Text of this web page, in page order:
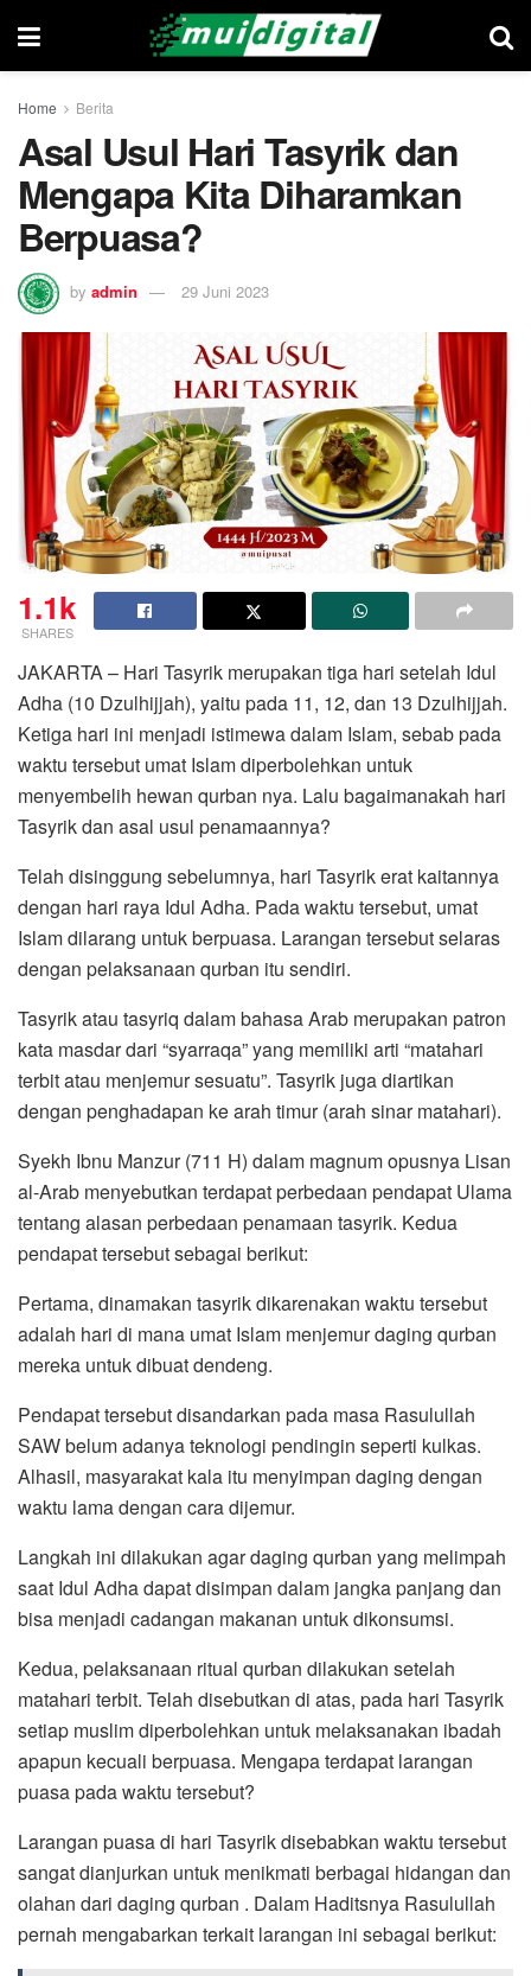
Home Berita
Asal Usul Hari Tasyrik dan
Mengapa Kita Diharamkan
Berpuasa?
by admin 29 Juni 2023
1.1k
SHARES
JAKARTA – Hari Tasyrik merupakan tiga hari setelah Idul
Adha (10 Dzulhijjah), yaitu pada 11, 12, dan 13 Dzulhijjah.
Ketiga hari ini menjadi istimewa dalam Islam, sebab pada
waktu tersebut umat Islam diperbolehkan untuk
menyembelih hewan qurban nya. Lalu bagaimanakah hari
Tasyrik dan asal usul penamaannya?
Telah disinggung sebelumnya, hari Tasyrik erat kaitannya
dengan hari raya Idul Adha. Pada waktu tersebut, umat
Islam dilarang untuk berpuasa. Larangan tersebut selaras
dengan pelaksanaan qurban itu sendiri.
Tasyrik atau tasyriq dalam bahasa Arab merupakan patron
kata masdar dari “syarraqa” yang memiliki arti “matahari
terbit atau menjemur sesuatu”. Tasyrik juga diartikan
dengan penghadapan ke arah timur (arah sinar matahari).
Syekh Ibnu Manzur (711 H) dalam magnum opusnya Lisan
al-Arab menyebutkan terdapat perbedaan pendapat Ulama
tentang alasan perbedaan penamaan tasyrik. Kedua
pendapat tersebut sebagai berikut:
Pertama, dinamakan tasyrik dikarenakan waktu tersebut
adalah hari di mana umat Islam menjemur daging qurban
mereka untuk dibuat dendeng.
Pendapat tersebut disandarkan pada masa Rasulullah
SAW belum adanya teknologi pendingin seperti kulkas.
Alhasil, masyarakat kala itu menyimpan daging dengan
waktu lama dengan cara dijemur.
Langkah ini dilakukan agar daging qurban yang melimpah
saat Idul Adha dapat disimpan dalam jangka panjang dan
bisa menjadi cadangan makanan untuk dikonsumsi.
Kedua, pelaksanaan ritual qurban dilakukan setelah
matahari terbit. Telah disebutkan di atas, pada hari Tasyrik
setiap muslim diperbolehkan untuk melaksanakan ibadah
apapun kecuali berpuasa. Mengapa terdapat larangan
puasa pada waktu tersebut?
Larangan puasa di hari Tasyrik disebabkan waktu tersebut
sangat dianjurkan untuk menikmati berbagai hidangan dan
olahan dari daging qurban . Dalam Haditsnya Rasulullah
pernah mengabarkan terkait larangan ini sebagai berikut: